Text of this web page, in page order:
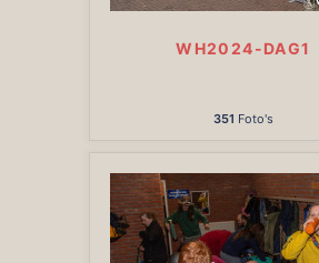
WH2024-DAG1
351 Foto's